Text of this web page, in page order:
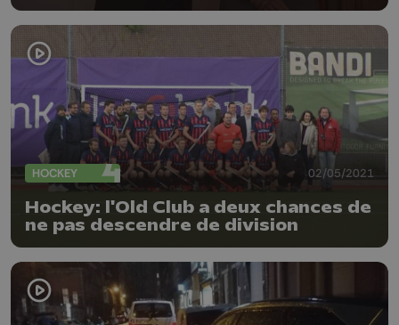
HOCKEY 02/05/2021
Hockey: l'Old Club a deux chances de
ne pas descendre de division